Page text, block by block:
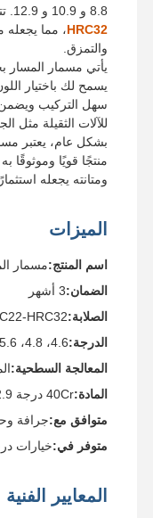
8.8 و 10.9 و 12.9. تتراوح صلابة مسمار المسار من
HRC32، مما يجعله
والتمزق.
يأتي مسمار المسار
يسمح لك باختيار
سهل التركيب ويضمن
للآلات الثقيلة مثل
بشكل عام، يعتبر
منتجًا قويًا وموثوقًا
ومتانته يجعله
الميزات
اسم المنتج:مسمار
الضمان:3 أشهر
الصلابة:HRC32
الدرجة:4.6، 4.8، 5.6، 5.8، 6.8، 8.8، 10.9، 12.9
المعالجة السطحية:
المادة:40Cr درجة 12.9 صامولة مسمار العجلة المسننة
متوافق مع:جرافة
متوفر في:خيارات درجة 10.9 /
المعايير الفنية